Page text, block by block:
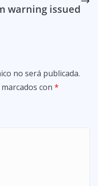
warning issued
no será publicada.
con *